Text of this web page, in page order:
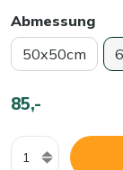
Abmessung
50x50cm
85,-
Menge